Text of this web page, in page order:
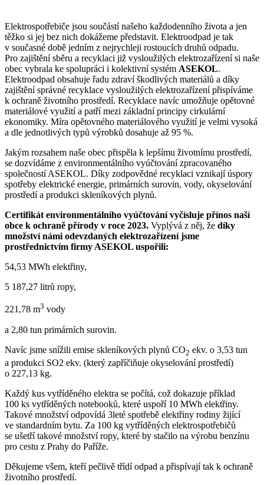
Elektrospotřebiče jsou součástí našeho každodenního života a jen
těžko si jej bez nich dokážeme představit. Elektroodpad je tak
v současné době jedním z nejrychleji rostoucích druhů odpadu.
Pro zajištění sběru a recyklaci již vysloužilých elektrozařízení si naše
obec vybrala ke spolupráci i kolektivní systém ASEKOL.
Elektroodpad obsahuje řadu zdraví škodlivých materiálů a díky
zajištění správné recyklace vysloužilých elektrozařízení přispíváme
k ochraně životního prostředí. Recyklace navíc umožňuje opětovné
materiálové využití a patří mezi základní principy cirkulární
ekonomiky. Míra opětovného materiálového využití je velmi vysoká
a dle jednotlivých typů výrobků dosahuje až 95 %.
Jakým rozsahem naše obec přispěla k lepšímu životnímu prostředí,
se dozvídáme z environmentálního vyúčtování zpracovaného
společností ASEKOL. Díky zodpovědné recyklaci vznikají úspory
spotřeby elektrické energie, primárních surovin, vody, okyselování
prostředí a produkci skleníkových plynů.
Certifikát environmentálního vyúčtování vyčísluje přínos naší
obce k ochraně přírody v roce 2023. Vyplývá z něj, že díky
množství námi odevzdaných elektrozařízení jsme
prostřednictvím firmy ASEKOL uspořili:
54,53 MWh elektřiny,
5 187,27 litrů ropy,
221,78 m3 vody
a 2,80 tun primárních surovin.
Navíc jsme snížili emise skleníkových plynů CO2 ekv. o 3,53 tun
a produkci SO2 ekv. (který zapříčiňuje okyselování prostředí)
o 227,13 kg.
Každý kus vytříděného elektra se počítá, což dokazuje příklad
100 ks vytříděných notebooků, které uspoří 10 MWh elektřiny.
Takové množství odpovídá 3leté spotřebě elektřiny rodiny žijící
ve standardním bytu. Za 100 kg vytříděných elektrospotřebičů
se ušetří takové množství ropy, které by stačilo na výrobu benzínu
pro cestu z Prahy do Paříže.
Děkujeme všem, kteří pečlivě třídí odpad a přispívají tak k ochraně
životního prostředí.